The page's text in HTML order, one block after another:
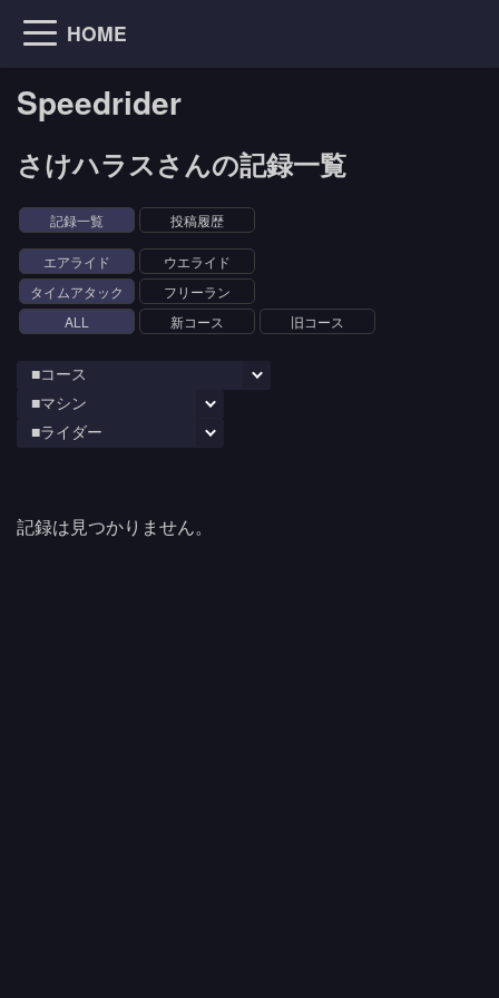
HOME
Speedrider
さけハラスさんの記録一覧
記録一覧 投稿履歴
エアライド
ウエライド
タイムアタック
フリーラン
ALL
新コース 旧コース
記録は見つかりません。